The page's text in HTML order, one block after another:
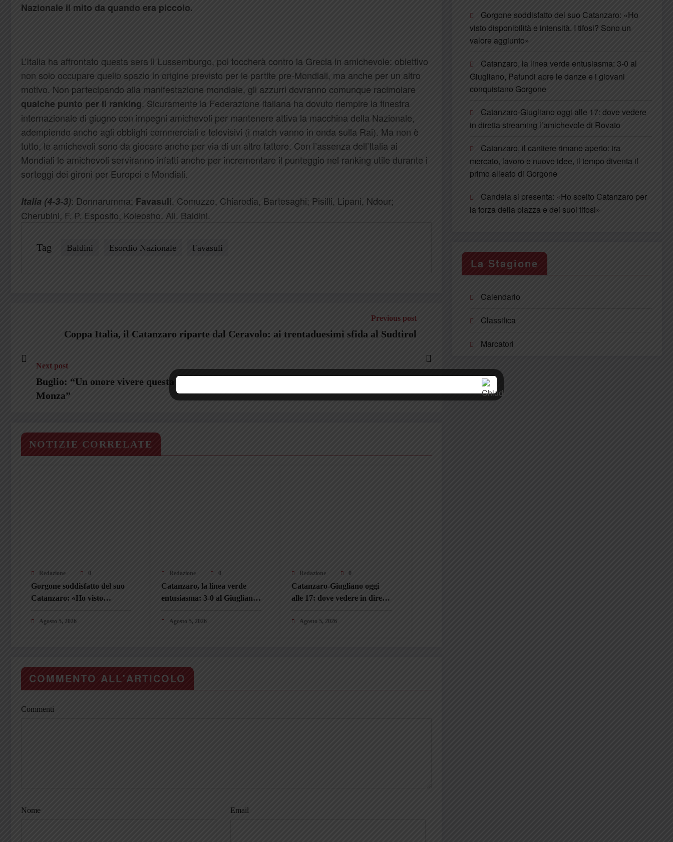
Nazionale il mito da quando era piccolo.
L’Italia ha affrontato questa sera il Lussemburgo, poi toccherà contro la Grecia in amichevole: obiettivo
non solo occupare quello spazio in origine previsto per le partite pre-Mondiali, ma anche per un altro
motivo. Non partecipando alla manifestazione mondiale, gli azzurri dovranno comunque racimolare
qualche punto per il ranking. Sicuramente la Federazione Italiana ha dovuto riempire la finestra
internazionale di giugno con impegni amichevoli per mantenere attiva la macchina della Nazionale,
adempiendo anche agli obblighi commerciali e televisivi (i match vanno in onda sulla Rai). Ma non è
tutto, le amichevoli sono da giocare anche per via di un altro fattore. Con l’assenza dell’Italia ai
Mondiali le amichevoli serviranno infatti anche per incrementare il punteggio nel ranking utile durante i
sorteggi dei gironi per Europei e Mondiali.
Italia (4-3-3): Donnarumma; Favasuli, Comuzzo, Chiarodia, Bartesaghi; Pisilli, Lipani, Ndour;
Cherubini, F. P. Esposito, Koleosho. All. Baldini.
Tag Baldini Esordio Nazionale Favasuli
Previous post
Coppa Italia, il Catanzaro riparte dal Ceravolo: ai trentaduesimi sfida al Sudtirol
Next post
Buglio: “Un onore vivere questa stagione con tutti voi. La mia mente è rimasta a
Monza”
NOTIZIE CORRELATE
Redazione 0
Gorgone soddisfatto del suo
Catanzaro: «Ho visto
tifosi? Sono un valore
Agosto 5, 2026
Redazione 0
Catanzaro, la linea verde
entusiasma: 3-0 al Giugliano,
giovani conquistano Gorgone
Agosto 5, 2026
Redazione 0
Catanzaro-Giugliano oggi
alle 17: dove vedere in diretta
Rovato
Agosto 5, 2026
COMMENTO ALL'ARTICOLO
Commenti
Nome Email
Gorgone soddisfatto del suo Catanzaro: «Ho
visto disponibilità e intensità. I tifosi? Sono un
valore aggiunto»
Catanzaro, la linea verde entusiasma: 3-0 al
Giugliano, Pafundi apre le danze e i giovani
conquistano Gorgone
Catanzaro-Giugliano oggi alle 17: dove vedere
in diretta streaming l’amichevole di Rovato
Catanzaro, il cantiere rimane aperto: tra
mercato, lavoro e nuove idee, il tempo diventa il
primo alleato di Gorgone
Candela si presenta: «Ho scelto Catanzaro per
la forza della piazza e dei suoi tifosi»
La Stagione
Calendario
Classifica
Marcatori